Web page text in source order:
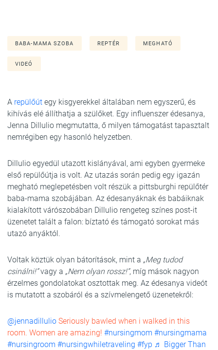
BABA-MAMA SZOBA REPTÉR MEGHATÓ
VIDEÓ
A repülőút egy kisgyerekkel általában nem egyszerű, és
kihívás elé állíthatja a szülőket. Egy influenszer édesanya,
Jenna Dillulio megmutatta, ő milyen támogatást tapasztalt
nemrégiben egy hasonló helyzetben.
Dillulio egyedül utazott kislányával, ami egyben gyermeke
első repülőútja is volt. Az utazás során pedig egy igazán
megható meglepetésben volt részük a pittsburghi repülőtér
baba-mama szobájában. Az édesanyáknak és babáiknak
kialakított várószobában Dillulio rengeteg színes post-it
üzenetet talált a falon: bíztató és támogató sorokat más
utazó anyáktól.
Voltak köztük olyan bátorítások, mint a „Meg tudod
csinálni!”vagy a „Nem olyan rossz!”, míg mások nagyon
érzelmes gondolatokat osztottak meg. Az édesanya videót
is mutatott a szobáról és a szívmelengető üzenetekről:
@jennadillulio Seriously bawled when i walked in this
room. Women are amazing! #nursingmom #nursingmama
#nursingroom #nursingwhiletraveling #fyp ♬ Bigger Than